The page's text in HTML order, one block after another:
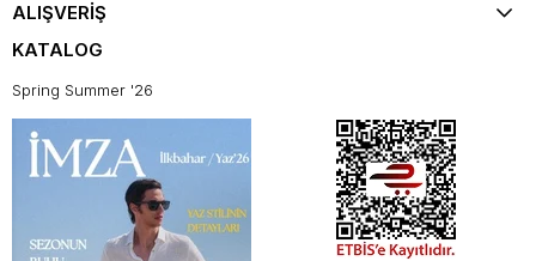
ALIŞVERİŞ
KATALOG
Spring Summer '26